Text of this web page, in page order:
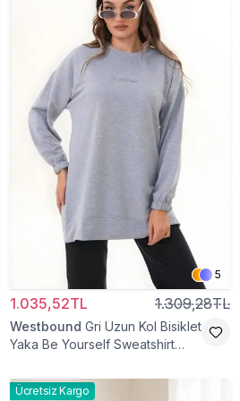
5
1.035,52TL 1.309,28TL
Westbound Gri Uzun Kol Bisiklet
Yaka Be Yourself Sweatshirt
Ücretsiz Kargo